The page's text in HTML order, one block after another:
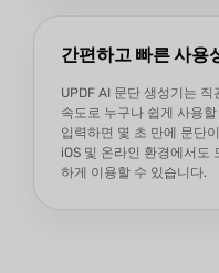
간편하고 빠른 사용
UPDF AI 문단 생성기는
속도로 누구나 쉽게 사용
입력하면 몇 초 만에 문단
iOS 및 온라인 환경에서도
하게 이용할 수 있습니다.